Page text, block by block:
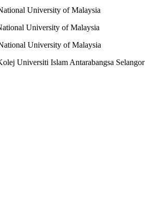
University of Malaysia
University of Malaysia
University of Malaysia
Islam Antarabangsa Selangor